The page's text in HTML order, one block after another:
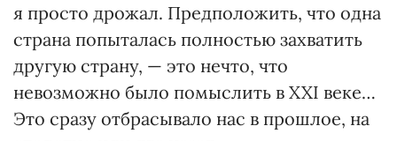
я просто дрожал. Предположить, что одна
страна попыталась полностью захватить
другую страну, — это нечто, что
невозможно было помыслить в XXI веке…
Это сразу отбрасывало нас в прошлое, на